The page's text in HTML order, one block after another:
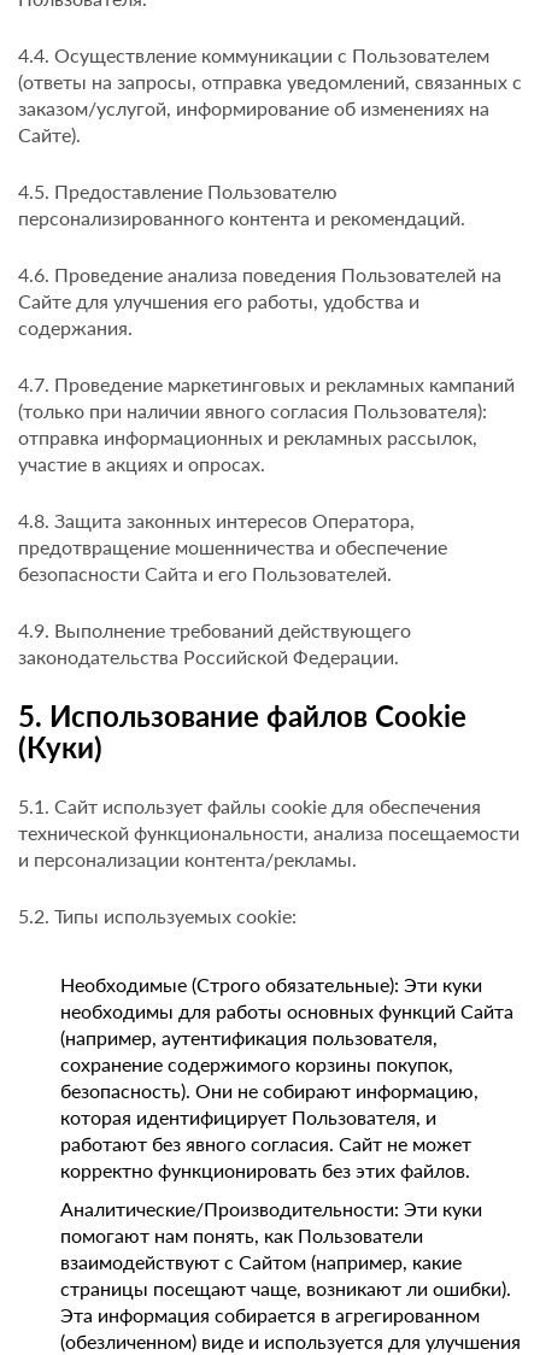
4.4. Осуществление коммуникации с Пользователем
(ответы на запросы, отправка уведомлений, связанных с
заказом/услугой, информирование об изменениях на
Сайте).
4.5. Предоставление Пользователю
персонализированного контента и рекомендаций.
4.6. Проведение анализа поведения Пользователей на
Сайте для улучшения его работы, удобства и
содержания.
4.7. Проведение маркетинговых и рекламных кампаний
(только при наличии явного согласия Пользователя):
отправка информационных и рекламных рассылок,
участие в акциях и опросах.
4.8. Защита законных интересов Оператора,
предотвращение мошенничества и обеспечение
безопасности Сайта и его Пользователей.
4.9. Выполнение требований действующего
законодательства Российской Федерации.
5. Использование файлов Cookie
(Куки)
5.1. Сайт использует файлы cookie для обеспечения
технической функциональности, анализа посещаемости
и персонализации контента/рекламы.
5.2. Типы используемых cookie:
Необходимые (Строго обязательные): Эти куки
необходимы для работы основных функций Сайта
(например, аутентификация пользователя,
сохранение содержимого корзины покупок,
безопасность). Они не собирают информацию,
которая идентифицирует Пользователя, и
работают без явного согласия. Сайт не может
корректно функционировать без этих файлов.
Аналитические/Производительности: Эти куки
помогают нам понять, как Пользователи
взаимодействуют с Сайтом (например, какие
страницы посещают чаще, возникают ли ошибки).
Эта информация собирается в агрегированном
(обезличенном) виде и используется для улучшения